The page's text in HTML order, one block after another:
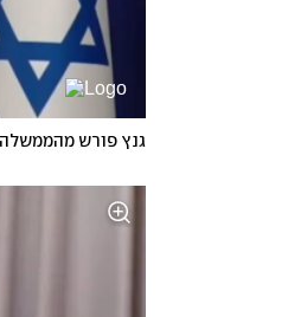
גנץ פורש מהממשלה